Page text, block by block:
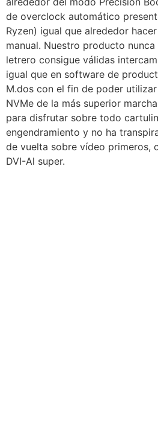
de overclock automático
Ryzen) igual que alrededor
manual. Nuestro producto
letrero consigue válidas
igual que en software de
M.dos con el fin de poder
NVMe de la más superior
para disfrutar sobre todo
engendramiento y no ha
de vuelta sobre vídeo primeros,
DVI-Al super.